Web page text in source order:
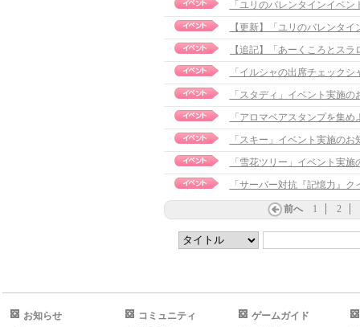
「ユリのバレンタインイベ
【更新】「ユリのバレンタ
「イルシャの出席チェック
「スタディ」イベント実施の
「アロマベアスタンプを集
「スキー」イベント実施のお
「雪花ツリー」イベント実施
「サーバー対抗『記憶力』
前へ 1 2
お知らせ コミュニティ ゲームガイド